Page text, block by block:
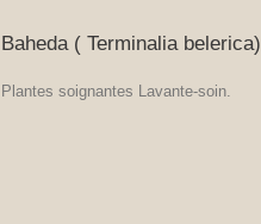
Baheda ( Terminalia belerica)
Plantes soignantes Lavante-soin.